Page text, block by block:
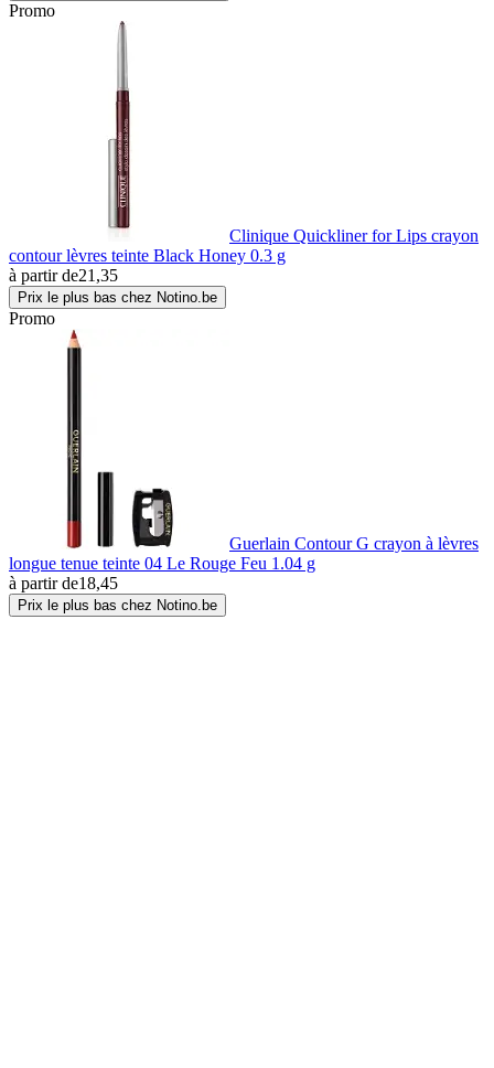
Promo
Clinique Quickliner for Lips crayon
contour lèvres teinte Black Honey 0.3 g
à partir de21,35
Prix le plus bas chez Notino.be
Promo
Guerlain Contour G crayon à lèvres
longue tenue teinte 04 Le Rouge Feu 1.04 g
à partir de18,45
Prix le plus bas chez Notino.be